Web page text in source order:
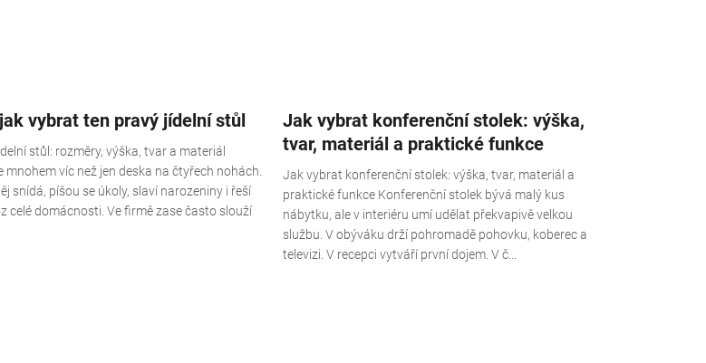
vybrat ten pravý jídelní stůl
stůl: rozměry, výška, tvar a materiál
mnohem víc než jen deska na čtyřech nohách.
snídá, píšou se úkoly, slaví narozeniny i řeší
celé domácnosti. Ve firmě zase často slouží
Jak vybrat konferenční stolek: výška,
tvar, materiál a praktické funkce
Jak vybrat konferenční stolek: výška, tvar, materiál a
praktické funkce Konferenční stolek bývá malý kus
nábytku, ale v interiéru umí udělat překvapivě velkou
službu. V obýváku drží pohromadě pohovku, koberec a
televizi. V recepci vytváří první dojem. V č...